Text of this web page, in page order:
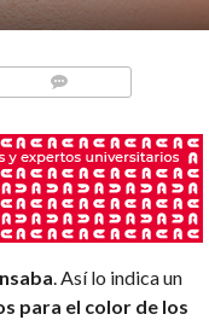
. Así lo indica un
para el color de los